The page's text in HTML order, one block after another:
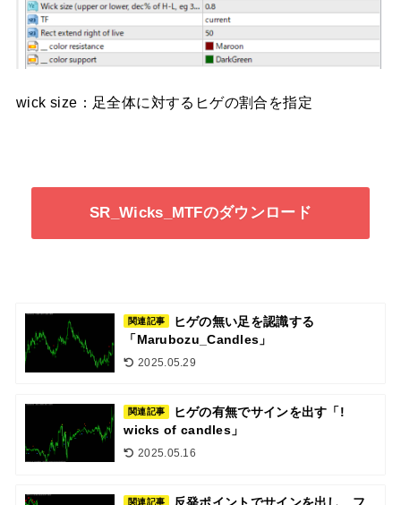
wick size：足全体に対するヒゲの割合を指定
SR_Wicks_MTFのダウンロード
関連記事
ヒゲの無い足を認識する
「Marubozu_Candles」
2025.05.29
関連記事
ヒゲの有無でサインを出す「!
wicks of candles」
2025.05.16
関連記事